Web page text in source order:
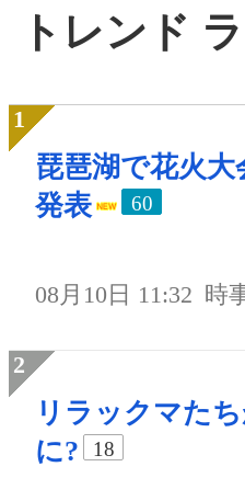
トレンド
琵琶湖で花火大
発表
60
08月10日 11:32 時
リラックマた
に?
18